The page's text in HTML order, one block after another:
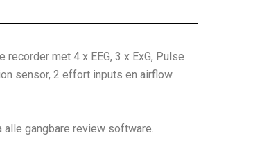
met 4 x EEG, 3 x ExG, Pulse
sensor, 2 effort inputs en airflow
gangbare review software.